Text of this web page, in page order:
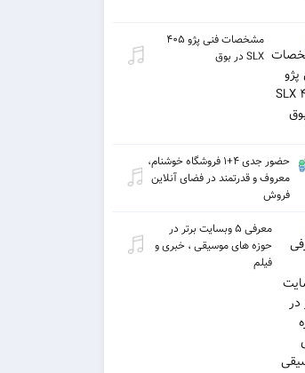
مشخصات فنی پژو ۴۰۵
SLX در بوق
حضور جدی ۴+۱ فروشگاه خوشنام،
معروف و قدرتمند در فضای آنلاین
فروش
معرفی ۵ وبسایت برتر در
حوزه های موسیقی ، خبری و
فیلم